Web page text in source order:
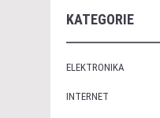
KATEGORIE
ELEKTRONIKA
INTERNET